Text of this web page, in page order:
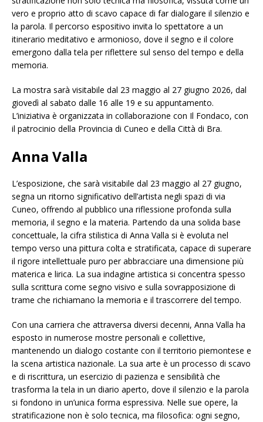
vero e proprio atto di scavo capace di far dialogare il silenzio e
la parola. Il percorso espositivo invita lo spettatore a un
itinerario meditativo e armonioso, dove il segno e il colore
emergono dalla tela per riflettere sul senso del tempo e della
memoria.
La mostra sarà visitabile dal 23 maggio al 27 giugno 2026, dal
giovedì al sabato dalle 16 alle 19 e su appuntamento.
L’iniziativa è organizzata in collaborazione con Il Fondaco, con
il patrocinio della Provincia di Cuneo e della Città di Bra.
Anna Valla
L’esposizione, che sarà visitabile dal 23 maggio al 27 giugno,
segna un ritorno significativo dell’artista negli spazi di via
Cuneo, offrendo al pubblico una riflessione profonda sulla
memoria, il segno e la materia. Partendo da una solida base
concettuale, la cifra stilistica di Anna Valla si è evoluta nel
tempo verso una pittura colta e stratificata, capace di superare
il rigore intellettuale puro per abbracciare una dimensione più
materica e lirica. La sua indagine artistica si concentra spesso
sulla scrittura come segno visivo e sulla sovrapposizione di
trame che richiamano la memoria e il trascorrere del tempo.
Con una carriera che attraversa diversi decenni, Anna Valla ha
esposto in numerose mostre personali e collettive,
mantenendo un dialogo costante con il territorio piemontese e
la scena artistica nazionale. La sua arte è un processo di scavo
e di riscrittura, un esercizio di pazienza e sensibilità che
trasforma la tela in un diario aperto, dove il silenzio e la parola
si fondono in un’unica forma espressiva. Nelle sue opere, la
stratificazione non è solo tecnica, ma filosofica: ogni segno,